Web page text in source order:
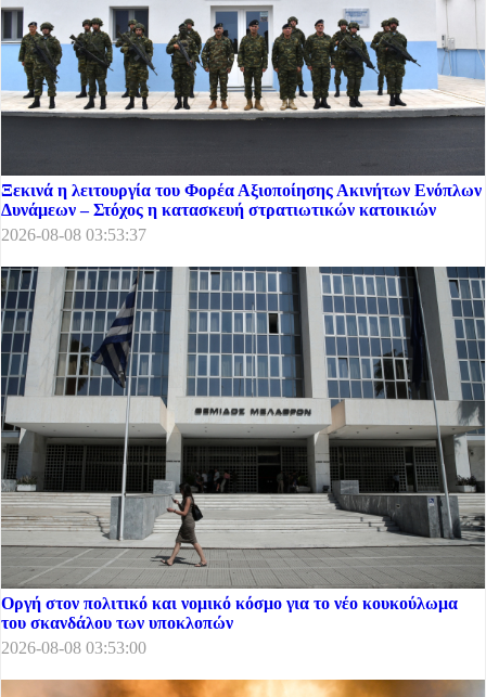
Ξεκινά η λειτουργία του Φορέα Αξιοποίησης Ακινήτων Ενόπλων
Δυνάμεων – Στόχος η κατασκευή στρατιωτικών κατοικιών
2026-08-08 03:53:37
Οργή στον πολιτικό και νομικό κόσμο για το νέο κουκούλωμα
του σκανδάλου των υποκλοπών
2026-08-08 03:53:00